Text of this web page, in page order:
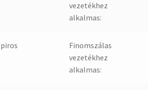
vezetékhez
alkalmas:
piros
Finomszálas
vezetékhez
alkalmas: